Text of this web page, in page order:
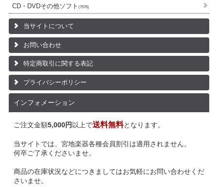
CD・DVDその他ソフト (7576)
当サイトについて
お問い合わせ
特定商取引に関する表記
プライバシーポリシー
インフォメーション
ご注文金額5,000円 以上で送料無料となります。
当サイトでは、宮地楽器各種会員割引は適用されません。
何卒ご了承くださいませ。
商品の在庫状況などにつきましてはお気軽にお問い合わせくだ
さいませ。